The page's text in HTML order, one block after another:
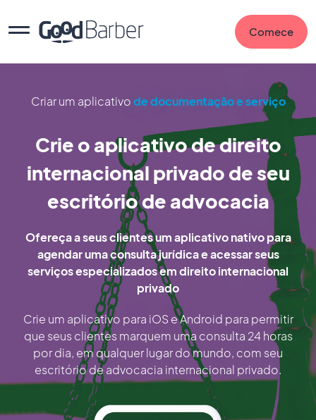
Comece
Criar um aplicativode documentação e serviço
Crie o aplicativo de direito
internacional privado de seu
escritório de advocacia
Ofereça a seus clientes um aplicativo nativo para
agendar uma consulta jurídica e acessar seus
serviços especializados em direito internacional
privado
Crie um aplicativo para iOS e Android para permitir
que seus clientes marquem uma consulta 24 horas
por dia, em qualquer lugar do mundo, com seu
escritório de advocacia internacional privado.